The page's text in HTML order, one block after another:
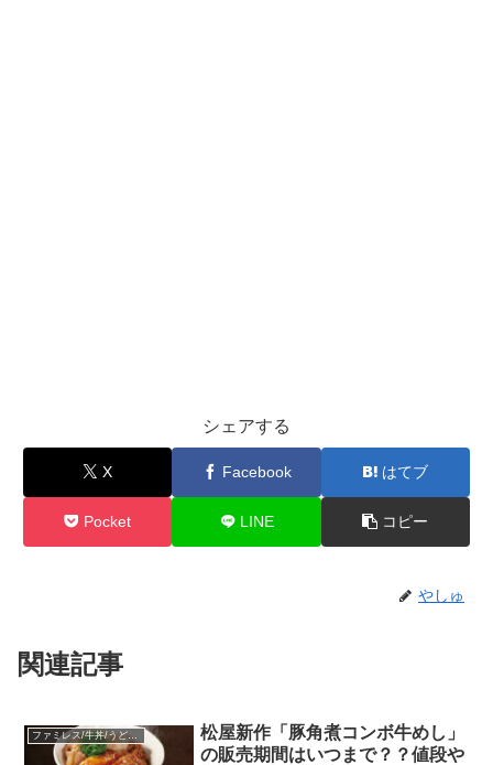
シェアする
X Facebook はてブ
Pocket LINE コピー
やしゅ
関連記事
ファミレス/牛丼/うどん/中華
松屋新作「豚角煮コンボ牛めし」
の販売期間はいつまで？？値段や